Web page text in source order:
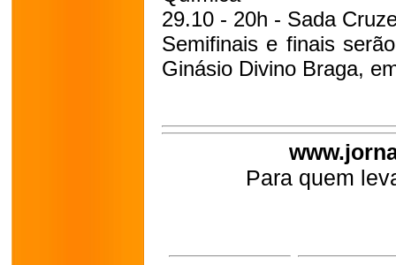
29.10 - 20h - Sada
Semifinais e finais
Ginásio Divino Braga,
Para quem